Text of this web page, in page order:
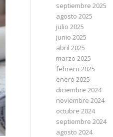
septiembre 2025
agosto 2025
julio 2025
junio 2025
abril 2025
marzo 2025
febrero 2025
enero 2025
diciembre 2024
noviembre 2024
octubre 2024
septiembre 2024
agosto 2024